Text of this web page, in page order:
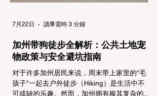
加州带狗徒步全解析：公共土地宠
物政策与安全避坑指南
对于许多加州居民来说，周末带上家里的“毛
孩子”一起去户外徒步（Hiking）是生活中不
可或缺的乐趣。然而，加州拥有极其复杂的公
7月22日 讀畢需時 3 分鐘